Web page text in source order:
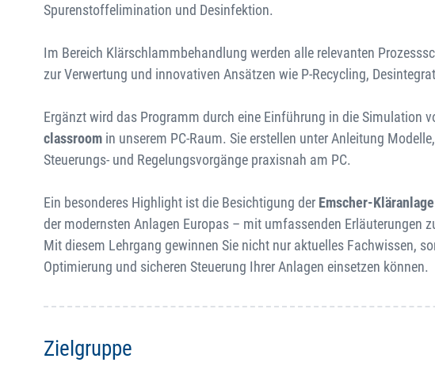
Spurenstoffelimination und Desinfektion.
Im Bereich Klärschlammbehandlung werden alle relevanten
zur Verwertung und innovativen Ansätzen wie P-Recycling,
Ergänzt wird das Programm durch eine Einführung in die Simulation
classroom in unserem PC-Raum. Sie erstellen unter Anleitung
Steuerungs- und Regelungsvorgänge praxisnah am PC.
Ein besonderes Highlight ist die Besichtigung der Emscher-
der modernsten Anlagen Europas – mit umfassenden Erläuterungen
Mit diesem Lehrgang gewinnen Sie nicht nur aktuelles Fachwissen,
Optimierung und sicheren Steuerung Ihrer Anlagen einsetzen können.
Zielgruppe